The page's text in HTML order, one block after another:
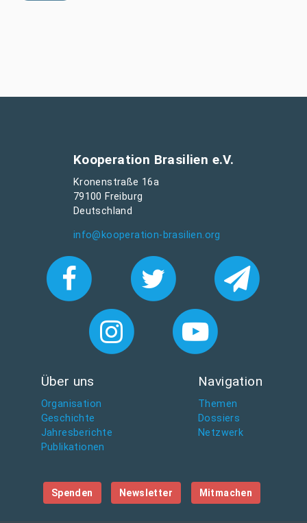
Kooperation Brasilien e.V.
Kronenstraße 16a
79100 Freiburg
Deutschland
info@kooperation-brasilien.org
Über uns
Organisation
Geschichte
Jahresberichte
Publikationen
Navigation
Themen
Dossiers
Netzwerk
Spenden Newsletter Mitmachen